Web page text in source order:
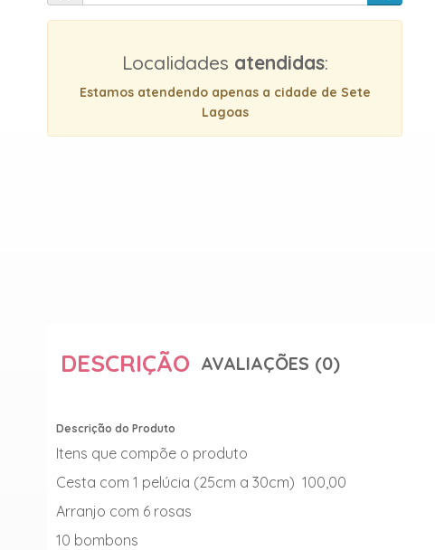
Localidades atendidas:
Estamos atendendo apenas a cidade de Sete
Lagoas
DESCRIÇÃO AVALIAÇÕES (0)
Descrição do Produto
Itens que compõe o produto
Cesta com 1 pelúcia (25cm a 30cm) 100,00
Arranjo com 6 rosas
10 bombons